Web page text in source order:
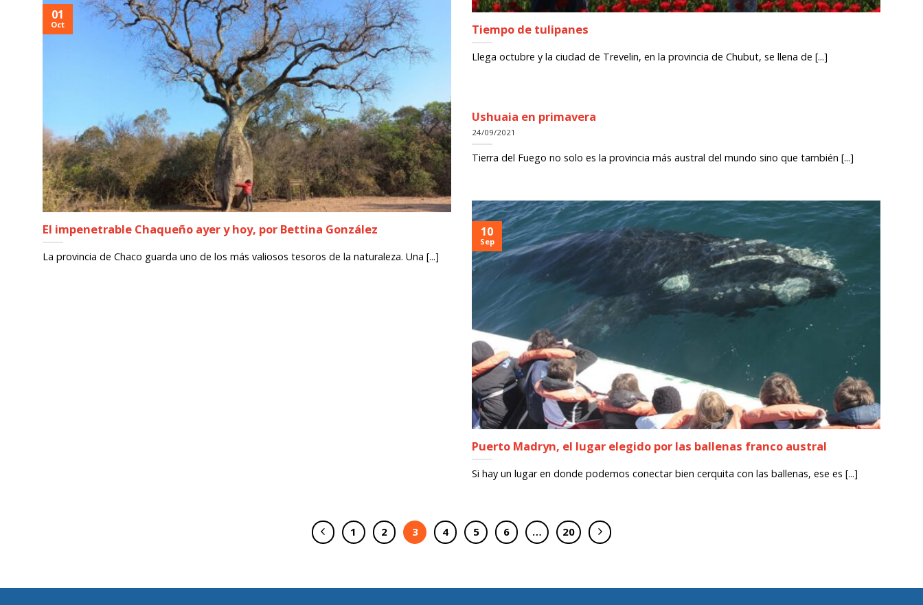
Tiempo de tulipanes
Llega octubre y la ciudad de Trevelin, en la provincia de Chubut, se llena de [...]
El impenetrable Chaqueño ayer y hoy, por Bettina González
La provincia de Chaco guarda uno de los más valiosos tesoros de la naturaleza. Una [...]
01
Oct
Ushuaia en primavera
24/09/2021
Tierra del Fuego no solo es la provincia más austral del mundo sino que también [...]
Puerto Madryn, el lugar elegido por las ballenas franco austral
Si hay un lugar en donde podemos conectar bien cerquita con las ballenas, ese es [...]
10
Sep
1 2 3 4 5 6 … 20